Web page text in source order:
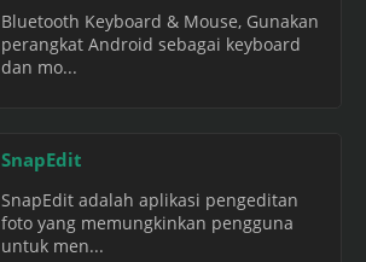
Bluetooth Keyboard & Mouse, Gunakan
perangkat Android sebagai keyboard
dan mo...
SnapEdit
SnapEdit adalah aplikasi pengeditan
foto yang memungkinkan pengguna
untuk men...